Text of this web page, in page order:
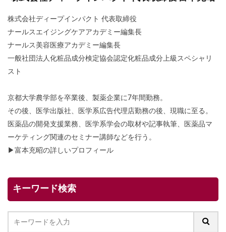
株式会社ディープインパクト 代表取締役
ナールスエイジングケアアカデミー編集長
ナールス美容医療アカデミー編集長
一般社団法人化粧品成分検定協会認定化粧品成分上級スペシャリ
スト
京都大学農学部を卒業後、製薬企業に7年間勤務。
その後、医学出版社、医学系広告代理店勤務の後、現職に至る。
医薬品の開発支援業務、医学系学会の取材や記事執筆、医薬品マ
ーケティング関連のセミナー講師などを行う。
▶ 富本充昭の詳しいプロフィール
キーワード検索